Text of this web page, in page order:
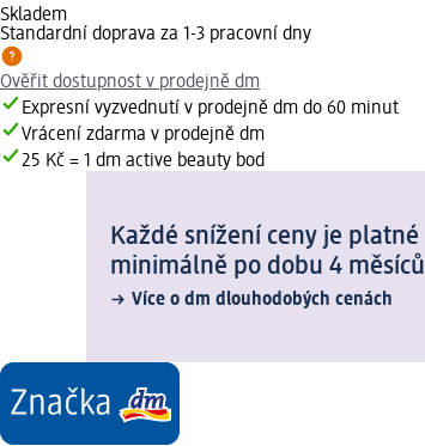
Skladem
Standardní doprava za 1-3 pracovní dny
Ověřit dostupnost v prodejně dm
Expresní vyzvednutí v prodejně dm do 60 minut
Vrácení zdarma v prodejně dm
25 Kč = 1 dm active beauty bod
Každé snížení ceny je platné
minimálně po dobu 4 měsíců
Více o dm dlouhodobých cenách